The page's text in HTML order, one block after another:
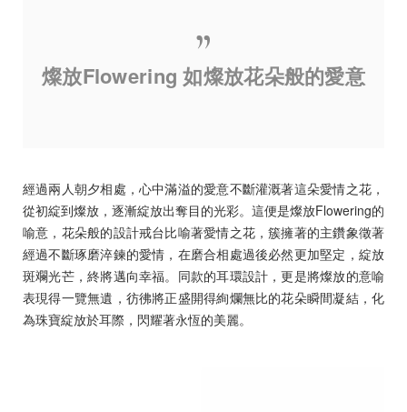
燦放Flowering 如燦放花朵般的愛意
經過兩人朝夕相處，心中滿溢的愛意不斷灌溉著這朵愛情之花，
從初綻到燦放，逐漸綻放出奪目的光彩。這便是燦放Flowering的
喻意，花朵般的設計戒台比喻著愛情之花，簇擁著的主鑽象徵著
經過不斷琢磨淬鍊的愛情，在磨合相處過後必然更加堅定，綻放
斑斕光芒，終將邁向幸福。同款的耳環設計，更是將燦放的意喻
表現得一覽無遺，彷彿將正盛開得絢爛無比的花朵瞬間凝結，化
為珠寶綻放於耳際，閃耀著永恆的美麗。